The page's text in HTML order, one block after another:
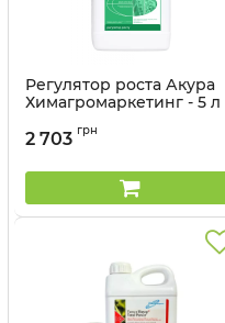
Регулятор роста Акура
Химагромаркетинг - 5 л
2 703 грн